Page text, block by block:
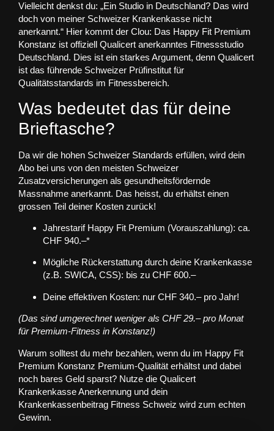
Vielleicht denkst du: „Ein Studio in Deutschland? Das wird
doch von meiner Schweizer Krankenkasse nicht
anerkannt.“ Hier kommt der Clou: Das Happy Fit Premium
Konstanz ist offiziell Qualicert anerkanntes Fitnessstudio
Deutschland. Dies ist ein starkes Argument, denn Qualicert
ist das führende Schweizer Prüfinstitut für
Qualitätsstandards im Fitnessbereich.
Was bedeutet das für deine
Brieftasche?
Da wir die hohen Schweizer Standards erfüllen, wird dein
Abo bei uns von den meisten Schweizer
Zusatzversicherungen als gesundheitsfördernde
Massnahme anerkannt. Das heisst, du erhältst einen
grossen Teil deiner Kosten zurück!
Jahrestarif Happy Fit Premium (Vorauszahlung): ca.
CHF 940.–*
Mögliche Rückerstattung durch deine Krankenkasse
(z.B. SWICA, CSS): bis zu CHF 600.–
Deine effektiven Kosten: nur CHF 340.– pro Jahr!
(Das sind umgerechnet weniger als CHF 29.– pro Monat
für Premium-Fitness in Konstanz!)
Warum solltest du mehr bezahlen, wenn du im Happy Fit
Premium Konstanz Premium-Qualität erhältst und dabei
noch bares Geld sparst? Nutze die Qualicert
KrankenkasseAnerkennung und dein
Krankenkassenbeitrag Fitness Schweiz wird zum echten
Gewinn.